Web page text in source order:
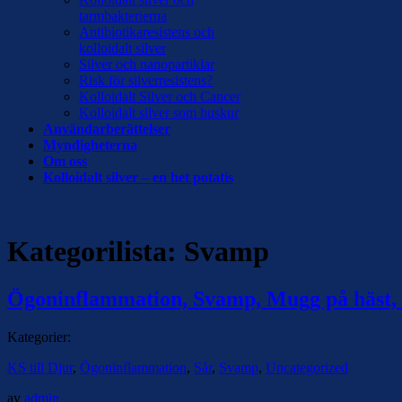
tarmbakterierna
Antibiotikaresistens och
kolloidalt silver
Silver och nanopartiklar
Risk för silverresistens?
Kolloidalt Silver och Cancer
Kolloidalt silver som huskur
Användarberättelser
Myndigheterna
Om oss
Kolloidalt silver – en het potatis
Kategorilista: Svamp
Ögoninflammation, Svamp, Mugg på häst,
Kategorier:
KS till Djur, Ögoninflammation, Sår, Svamp, Uncategorized
av admin